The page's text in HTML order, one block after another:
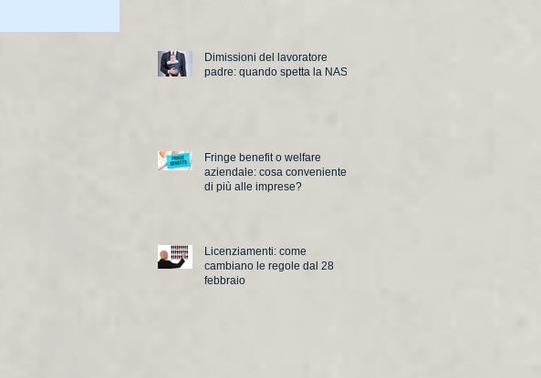
Dimissioni del lavoratore
padre: quando spetta la NASpI
Fringe benefit o welfare
aziendale: cosa conveniente
di più alle imprese?
Licenziamenti: come
cambiano le regole dal 28
febbraio